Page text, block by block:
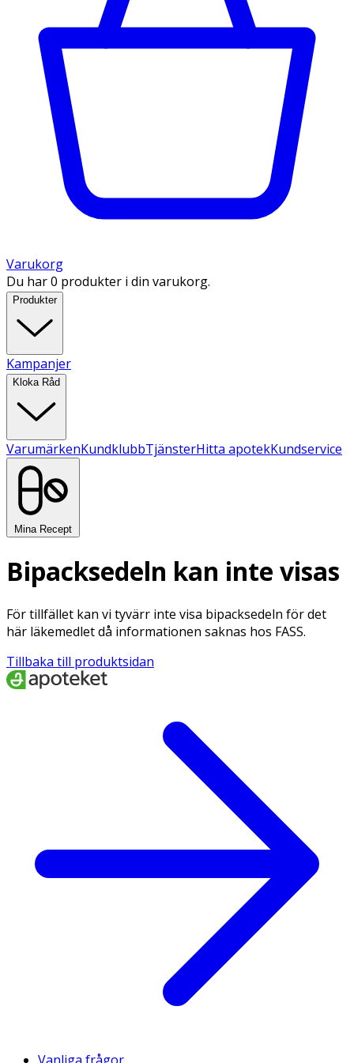
Varukorg
Du har 0 produkter i din varukorg.
Produkter
Kampanjer
Kloka Råd
VarumärkenKundklubbTjänsterHitta apotekKundservice
Mina Recept
Bipacksedeln kan inte visas
För tillfället kan vi tyvärr inte visa bipacksedeln för det
här läkemedlet då informationen saknas hos FASS.
Tillbaka till produktsidan